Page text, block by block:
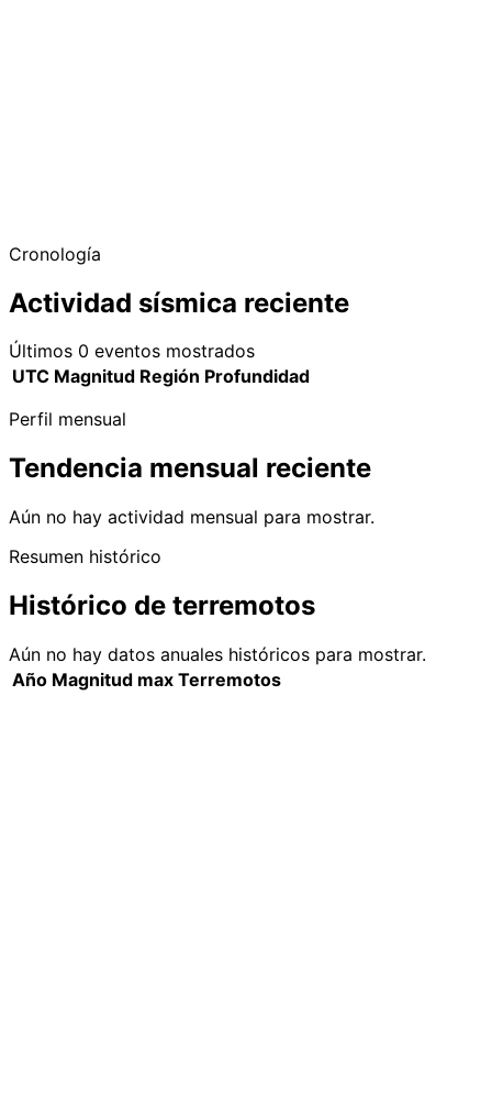
Cronología
Actividad sísmica reciente
Últimos 0 eventos mostrados
UTC Magnitud Región Profundidad
Perfil mensual
Tendencia mensual reciente
Aún no hay actividad mensual para mostrar.
Resumen histórico
Histórico de terremotos
Aún no hay datos anuales históricos para mostrar.
Año Magnitud max Terremotos